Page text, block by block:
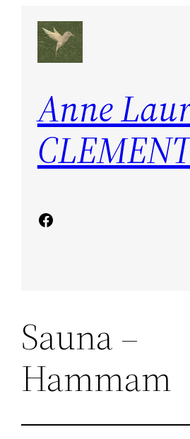
contenu
Anne
Facebook
Sauna –
Hammam